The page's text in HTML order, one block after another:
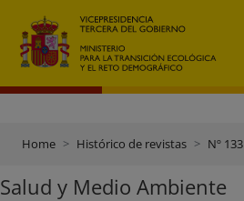
Home Histórico de revistas Nº 133
Salud y Medio Ambiente